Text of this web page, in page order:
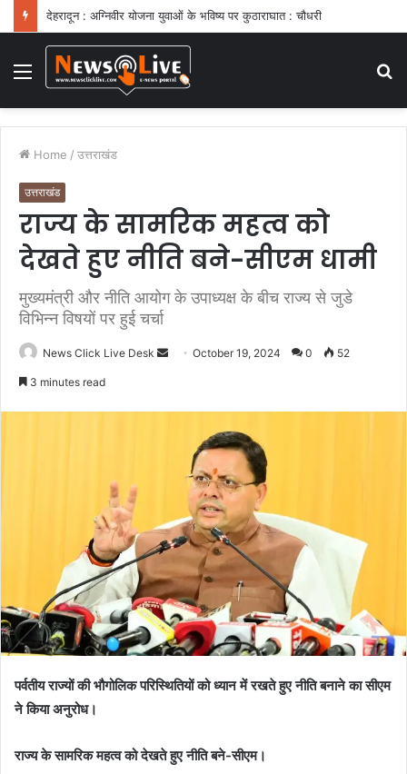
देहरादून : अग्निवीर योजना युवाओं के भविष्य पर कुठाराघात : चौधरी
Menu
Home / उत्तराखंड
उत्तराखंड
राज्य के सामरिक महत्व को
देखते हुए नीति बने-सीएम धामी
मुख्यमंत्री और नीति आयोग के उपाध्यक्ष के बीच राज्य से जुडे
विभिन्न विषयों पर हुई चर्चा
News Click Live Desk
a
i
l
October 19, 2024 0 52
3 minutes read
पर्वतीय राज्यों की भौगोलिक परिस्थितियों को ध्यान में रखते हुए नीति बनाने का सीएम
ने किया अनुरोध।
राज्य के सामरिक महत्व को देखते हुए नीति बने-सीएम।